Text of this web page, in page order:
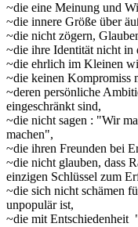
~die eine Meinung und
~die innere Größe über
~die nicht zögern,
~die ihre Identität nicht in
~die ehrlich im Kleinen
~die keinen Kompromiss
~deren persönliche
eingeschränkt sind,
~die nicht sagen : "Wir
machen",
~die ihren Freunden bei
~die nicht glauben, dass
einzigen Schlüssel zum
~die sich nicht schämen
unpopulär ist,
~die mit Entschiedenheit